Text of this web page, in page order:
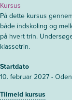
Kursus
På dette kursus
både indskoling og
på hvert trin.
klassetrin.
Startdato
10. februar 2027 -
Tilmeld kursus